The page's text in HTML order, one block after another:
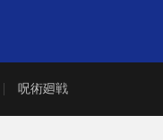
呪術廻戦